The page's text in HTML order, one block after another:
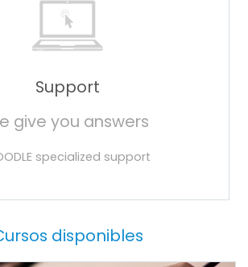
Support
give you answers
specialized support
disponibles